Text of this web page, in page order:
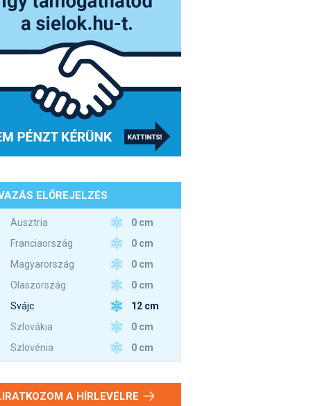
ELŐREJELZÉS
Ausztria
0 cm
Franciaország
0 cm
Magyarország
0 cm
Olaszország
0 cm
Svájc
12 cm
Szlovákia
0 cm
Szlovénia
0 cm
A HÍRLEVÉLRE